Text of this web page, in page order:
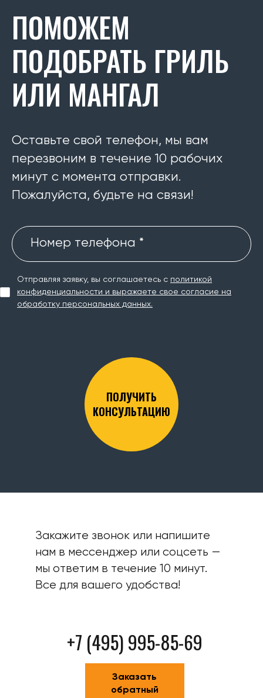
ПОМОЖЕМ
ПОДОБРАТЬ ГРИЛЬ
ИЛИ МАНГАЛ
Оставьте свой телефон, мы вам
перезвоним в течение 10 рабочих
минут с момента отправки.
Пожалуйста, будьте на связи!
Номер телефона *
Отправляя заявку, вы соглашаетесь с политикой
конфиденциальности и выражаете свое согласие на
обработку персональных данных.
ПОЛУЧИТЬ
КОНСУЛЬТАЦИЮ
Закажите звонок или напишите
нам в мессенджер или соцсеть —
мы ответим в течение 10 минут.
Все для вашего удобства!
+7 (495) 995-85-69
Заказать
обратный